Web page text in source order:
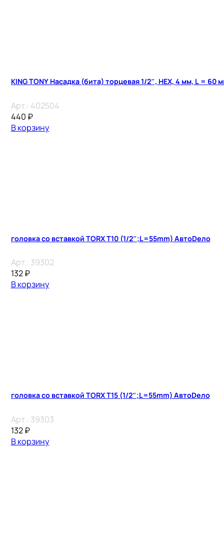
KING TONY Насадка (бита) торцевая 1/2″, HEX, 4 мм, L = 60
Арт.: 402504
440 ₽
В корзину
головка со вставкой TORX T10 (1/2″;L=55mm) АвтоDело
Арт.: 39302
132₽
В корзину
головка со вставкой TORX T15 (1/2″;L=55mm) АвтоDело
Арт.: 39303
132₽
В корзину